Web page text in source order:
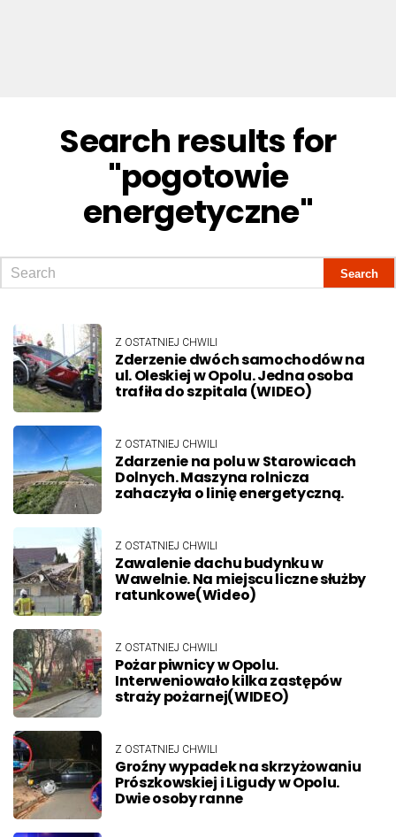
Search results for
"pogotowie
energetyczne"
Z OSTATNIEJ CHWILI
Zderzenie dwóch samochodów na
ul. Oleskiej w Opolu. Jedna osoba
trafiła do szpitala (WIDEO)
Z OSTATNIEJ CHWILI
Zdarzenie na polu w Starowicach
Dolnych. Maszyna rolnicza
zahaczyła o linię energetyczną.
Z OSTATNIEJ CHWILI
Zawalenie dachu budynku w
Wawelnie. Na miejscu liczne służby
ratunkowe(Wideo)
Z OSTATNIEJ CHWILI
Pożar piwnicy w Opolu.
Interweniowało kilka zastępów
straży pożarnej(WIDEO)
Z OSTATNIEJ CHWILI
Groźny wypadek na skrzyżowaniu
Prószkowskiej i Ligudy w Opolu.
Dwie osoby ranne